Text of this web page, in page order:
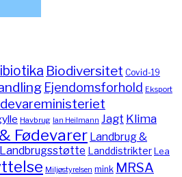
Biodiversitet Covid-19
Ejendomsforhold Eksport
Havbrug Ian Heilmann Jagt Klima
Fødevarer Landbrug &
Landbrugsstøtte LanddistrikterLea
Miljøstyrelsen mink MRSA